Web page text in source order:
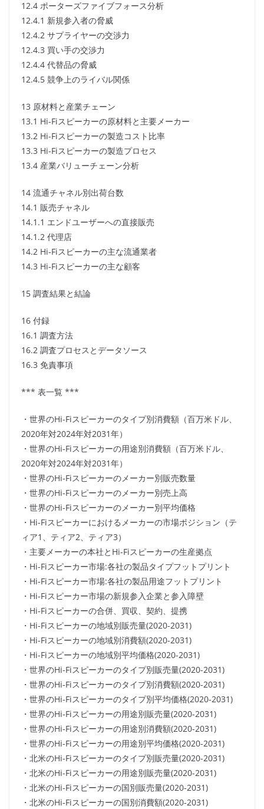
12.4 ポーターズファイブフォース分析
12.4.1 新規参入者の脅威
12.4.2 サプライヤーの交渉力
12.4.3 買い手の交渉力
12.4.4 代替品の脅威
12.4.5 競争上のライバル関係
13 原材料と産業チェーン
13.1 Hi-Fiスピーカーの原材料と主要メーカー
13.2 Hi-Fiスピーカーの製造コスト比率
13.3 Hi-Fiスピーカーの製造プロセス
13.4 産業バリューチェーン分析
14 流通チャネル別出荷台数
14.1 販売チャネル
14.1.1 エンドユーザーへの直接販売
14.1.2 代理店
14.2 Hi-Fiスピーカーの主な流通業者
14.3 Hi-Fiスピーカーの主な顧客
15 調査結果と結論
16 付録
16.1 調査方法
16.2 調査プロセスとデータソース
16.3 免責事項
*** 表一覧 ***
・世界のHi-Fiスピーカーのタイプ別消費額（百万米ドル、
2020年対2024年対2031年）
・世界のHi-Fiスピーカーの用途別消費額（百万米ドル、
2020年対2024年対2031年）
・世界のHi-Fiスピーカーのメーカー別販売数量
・世界のHi-Fiスピーカーのメーカー別売上高
・世界のHi-Fiスピーカーのメーカー別平均価格
・Hi-Fiスピーカーにおけるメーカーの市場ポジション（テ
ィア1、ティア2、ティア3）
・主要メーカーの本社とHi-Fiスピーカーの生産拠点
・Hi-Fiスピーカー市場:各社の製品タイプフットプリント
・Hi-Fiスピーカー市場:各社の製品用途フットプリント
・Hi-Fiスピーカー市場の新規参入企業と参入障壁
・Hi-Fiスピーカーの合併、買収、契約、提携
・Hi-Fiスピーカーの地域別販売量(2020-2031)
・Hi-Fiスピーカーの地域別消費額(2020-2031)
・Hi-Fiスピーカーの地域別平均価格(2020-2031)
・世界のHi-Fiスピーカーのタイプ別販売量(2020-2031)
・世界のHi-Fiスピーカーのタイプ別消費額(2020-2031)
・世界のHi-Fiスピーカーのタイプ別平均価格(2020-2031)
・世界のHi-Fiスピーカーの用途別販売量(2020-2031)
・世界のHi-Fiスピーカーの用途別消費額(2020-2031)
・世界のHi-Fiスピーカーの用途別平均価格(2020-2031)
・北米のHi-Fiスピーカーのタイプ別販売量(2020-2031)
・北米のHi-Fiスピーカーの用途別販売量(2020-2031)
・北米のHi-Fiスピーカーの国別販売量(2020-2031)
・北米のHi-Fiスピーカーの国別消費額(2020-2031)